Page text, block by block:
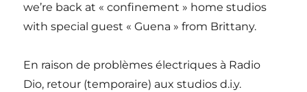
we’re back at « confinement » home studios
with special guest « Guena » from Brittany.
En raison de problèmes électriques à Radio
Dio, retour (temporaire) aux studios d.i.y.